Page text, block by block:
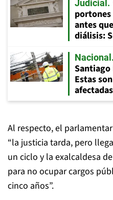
Judicial
portones
antes
diálisis:
Nacional
Santiago
Estas
Al respecto, el
“la justicia tarda, pero
un ciclo y la exalcaldesa
para no ocupar cargos
cinco años”.